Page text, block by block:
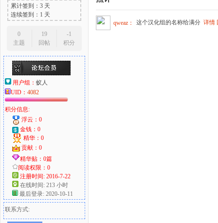
累计签到：3 天
连续签到：1 天
0
主题
19
回帖
-1
积分
用户组： 蚁人
UID： 4082
积分信息:
浮云：0
金钱：0
精华：0
贡献：0
精华贴：0篇
阅读权限：0
注册时间: 2016-7-22
在线时间: 213 小时
最后登录: 2020-10-11
联系方式:
qweaz： 这个汉化组的名称给满分 详情